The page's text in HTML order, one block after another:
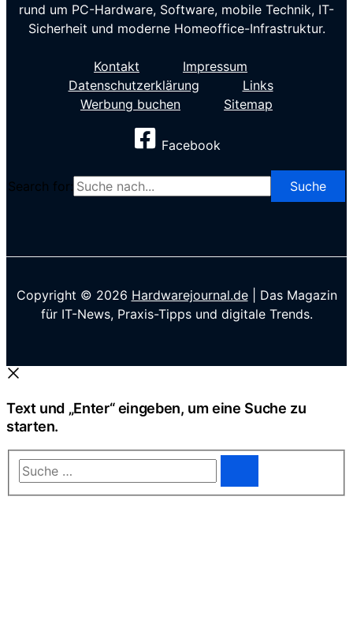
rund um PC-Hardware, Software, mobile Technik, IT-
Sicherheit und moderne Homeoffice-Infrastruktur.
Kontakt
Impressum
Datenschutzerklärung
Links
Werbung buchen
Sitemap
Facebook
Search for:
Copyright © 2026 Hardwarejournal.de| Das Magazin
für IT-News, Praxis-Tipps und digitale Trends.
Text und „Enter“ eingeben, um eine Suche zu
starten.
Suche
…